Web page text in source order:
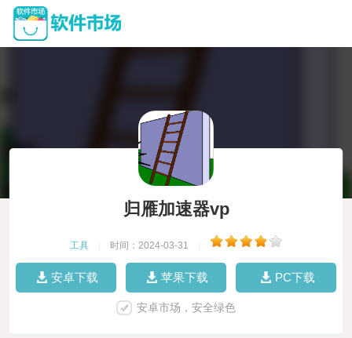
归雁加速器vp
工具 时间：2024-03-31
安卓下载 苹果下载 PC下载
安卓市场，安全绿色